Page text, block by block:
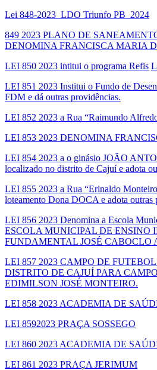
Lei 848-2023_LDO Triunfo PB_2024
849 2023 PLANO DE
DENOMINA FRANCISCA MARIA
LEI 850 2023 intitui o programa Refis
LEI 851 2023 Institui o Fundo de
FDM e dá outras providências.
LEI 852 2023 a Rua “Raimundo
LEI 853 2023 DENOMINA
LEI 854 2023 a o ginásio JOÃO
localizado no distrito de Cajuí e adota
LEI 855 2023 a Rua “Erinaldo
loteamento Dona DOCA e adota outras
LEI 856 2023 Denomina a Escola
ESCOLA MUNICIPAL DE ENSINO
FUNDAMENTAL JOSÉ CABOCLO
LEI 857 2023 CAMPO DE
DISTRITO DE CAJUÍ PARA
EDIMILSON JOSÉ MONTEIRO.
LEI 858 2023 ACADEMIA DE
LEI 8592023 PRAÇA SOSSEGO
LEI 860 2023 ACADEMIA DE
LEI 861 2023 PRAÇA JERIMUM